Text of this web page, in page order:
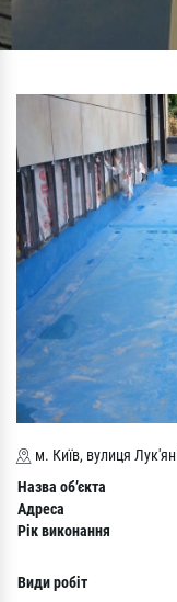
м. Київ, вулиця
Назва об’єкта
Адреса
Ріквиконання
Види робіт